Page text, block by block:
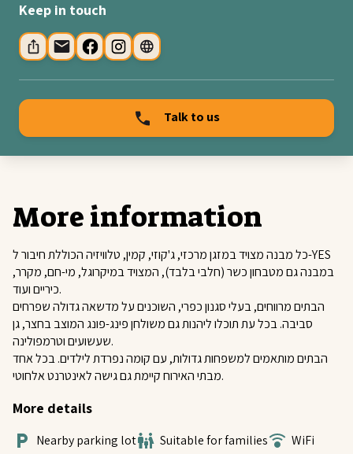
Keep in touch
Talk to us
More information
כל מבנה מצויד במזגן מרכזי, ג'קוזי, קמין, טלוויזיה הכוללת חיבור ל-YES
במבנה גם מטבחון כשר (חלבי בלבד), המצויד במיקרוגל, מי-חם, מקרר,
כיריים ועוד.
הבתים מרווחים, בעלי סגנון כפרי, השוכנים על מדשאה גדולה שפרחים
סביבה. בכל עת תוכלו ליהנות גם משולחן פינג-פונג המוצב בחצר, גן
שעשועים וטרמפולינה.
הבתים מותאמים למשפחות גדולות, עם קומה נפרדת לילדים. בכל אחד
מבתי האירוח קיימת גם גישה לאינטרנט אלחוטי.
More details
Nearby parking lot Suitable for families WiFi